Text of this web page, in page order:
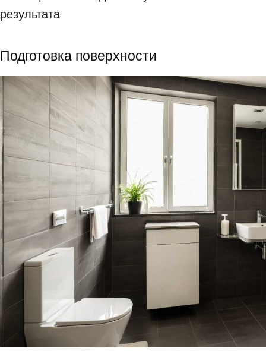
результата.
Подготовка поверхности